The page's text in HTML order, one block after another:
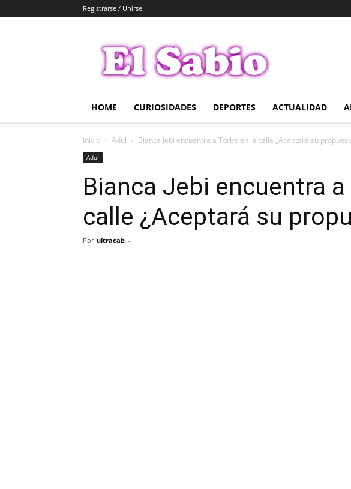
Registrarse / Unirse
Sabio
HOME CURIOSIDADES DEPORTES ACTUALIDAD
Inicio Adul Bianca Jebi encuentra a Torbe en la calle ¿Aceptará su
Adul
Bianca Jebi encuentra
calle ¿Aceptará su
Por ultracab -